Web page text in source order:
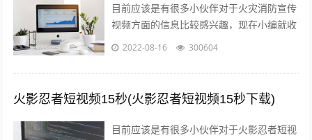
目前应该是有很多小伙伴对于火灾消防宣传
视频方面的信息比较感兴趣，现在小编就收
集了一些与消防火灾宣传内容相关的信息来
2022-08-16 300604
火影忍者短视频15秒(火影忍者短视频15秒下载)
目前应该是有很多小伙伴对于火影忍者短视